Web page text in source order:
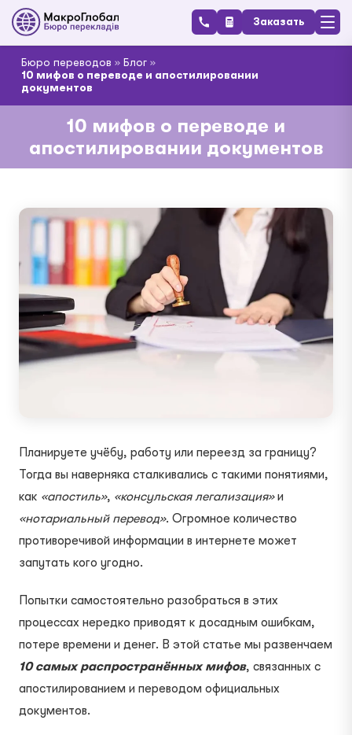
Заказать
Бюро переводов » Блог »
10 мифов о переводе и апостилировании
документов
10 мифов о переводе и
апостилировании документов
Планируете учёбу, работу или переезд за границу?
Тогда вы наверняка сталкивались с такими понятиями,
как «апостиль», «консульская легализация»и
«нотариальный перевод». Огромное количество
противоречивой информации в интернете может
запутать кого угодно.
Попытки самостоятельно разобраться в этих
процессах нередко приводят к досадным ошибкам,
потере времени и денег. В этой статье мы развенчаем
10 самых распространённых мифов, связанных с
апостилированием и переводом официальных
документов.